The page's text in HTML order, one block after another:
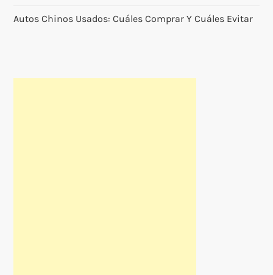
Autos Chinos Usados: Cuáles Comprar Y Cuáles Evitar